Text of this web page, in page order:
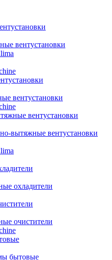
вентустановки
вентустановки
вентустановки
вытяжные вентустановки
охладители
очистители
бытовые